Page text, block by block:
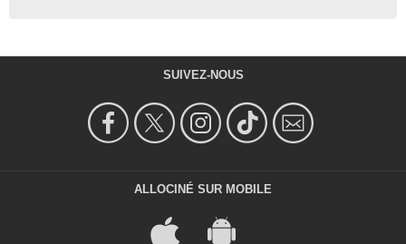
SUIVEZ-NOUS
ALLOCINÉ SUR MOBILE